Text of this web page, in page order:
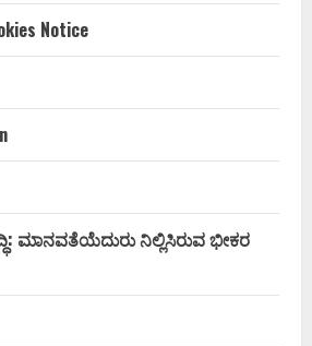
Notice
ಮಾನವತೆಯೆದುರು ನಿಲ್ಲಿಸಿರುವ ಭೀಕರ